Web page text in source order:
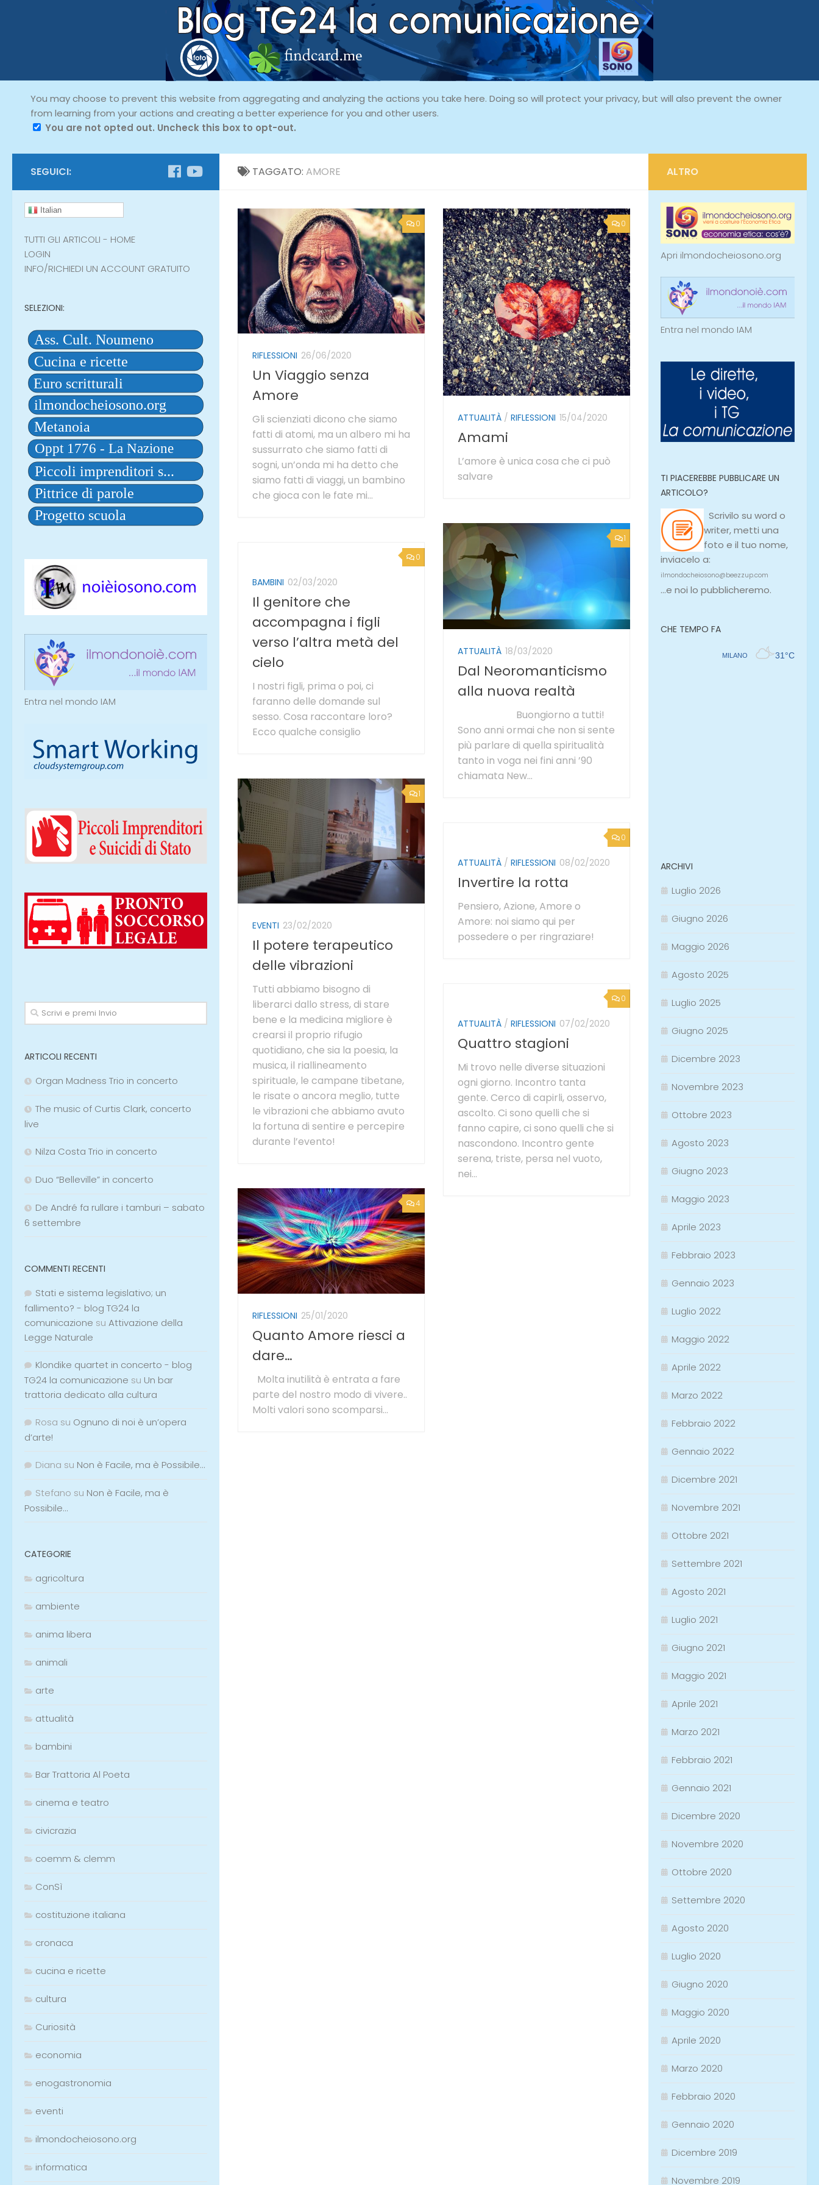
You may choose to prevent this website from aggregating and analyzing the actions you take here. Doing so will protect your privacy, but will also prevent the owner
from learning from your actions and creating a better experience for you and other users.
You are not opted out. Uncheck this box to opt-out.
TAGGATO: AMORE
0
RIFLESSIONI 26/06/2020
Un Viaggio senza
Amore
Gli scienziati dicono che siamo
fatti di atomi, ma un albero mi ha
sussurrato che siamo fatti di
sogni, un’onda mi ha detto che
siamo fatti di viaggi, un bambino
che gioca con le fate mi...
0
ATTUALITÀ / RIFLESSIONI 15/04/2020
Amami
L’amore è unica cosa che ci può
salvare
1
ATTUALITÀ 18/03/2020
Dal Neoromanticismo
alla nuova realtà
Buongiorno a tutti!
Sono anni ormai che non si sente
più parlare di quella spiritualità
tanto in voga nei fini anni ’90
chiamata New...
0
BAMBINI 02/03/2020
Il genitore che
accompagna i figli
verso l’altra metà del
cielo
I nostri figli, prima o poi, ci
faranno delle domande sul
sesso. Cosa raccontare loro?
Ecco qualche consiglio
1
EVENTI 23/02/2020
Il potere terapeutico
delle vibrazioni
Tutti abbiamo bisogno di
liberarci dallo stress, di stare
bene e la medicina migliore è
crearsi il proprio rifugio
quotidiano, che sia la poesia, la
musica, il riallineamento
spirituale, le campane tibetane,
le risate o ancora meglio, tutte
le vibrazioni che abbiamo avuto
la fortuna di sentire e percepire
durante l’evento!
0
ATTUALITÀ / RIFLESSIONI 08/02/2020
Invertire la rotta
Pensiero, Azione, Amore o
Amore: noi siamo qui per
possedere o per ringraziare!
0
ATTUALITÀ / RIFLESSIONI 07/02/2020
Quattro stagioni
Mi trovo nelle diverse situazioni
ogni giorno. Incontro tanta
gente. Cerco di capirli, osservo,
ascolto. Ci sono quelli che si
fanno capire, ci sono quelli che si
nascondono. Incontro gente
serena, triste, persa nel vuoto,
nei...
4
RIFLESSIONI 25/01/2020
Quanto Amore riesci a
dare…
Molta inutilità è entrata a fare
parte del nostro modo di vivere..
Molti valori sono scomparsi…
SEGUICI:
Italian
TUTTI GLI ARTICOLI - HOME
LOGIN
INFO/RICHIEDI UN ACCOUNT GRATUITO
SELEZIONI:
Entra nel mondo IAM
ARTICOLI RECENTI
Organ Madness Trio in concerto
The music of Curtis Clark, concerto
live
Nilza Costa Trio in concerto
Duo “Belleville” in concerto
De André fa rullare i tamburi – sabato
6 settembre
COMMENTI RECENTI
Stati e sistema legislativo; un
fallimento? - blog TG24 la
comunicazione su Attivazione della
Legge Naturale
Klondike quartet in concerto - blog
TG24 la comunicazione su Un bar
trattoria dedicato alla cultura
Rosa su Ognuno di noi è un’opera
d’arte!
Diana su Non è Facile, ma è Possibile…
Stefano su Non è Facile, ma è
Possibile…
CATEGORIE
agricoltura
ambiente
anima libera
animali
arte
attualità
bambini
Bar Trattoria Al Poeta
cinema e teatro
civicrazia
coemm & clemm
ConSì
costituzione italiana
cronaca
cucina e ricette
cultura
Curiosità
economia
enogastronomia
eventi
ilmondocheiosono.org
informatica
ALTRO
Apri ilmondocheiosono.org
Entra nel mondo IAM
TI PIACEREBBE PUBBLICARE UN
ARTICOLO?
Scrivilo su word o
writer, metti una
foto e il tuo nome,
inviacelo a:
ilmondocheiosono@beezzup.com
...e noi lo pubblicheremo.
CHE TEMPO FA
ARCHIVI
Luglio 2026
Giugno 2026
Maggio 2026
Agosto 2025
Luglio 2025
Giugno 2025
Dicembre 2023
Novembre 2023
Ottobre 2023
Agosto 2023
Giugno 2023
Maggio 2023
Aprile 2023
Febbraio 2023
Gennaio 2023
Luglio 2022
Maggio 2022
Aprile 2022
Marzo 2022
Febbraio 2022
Gennaio 2022
Dicembre 2021
Novembre 2021
Ottobre 2021
Settembre 2021
Agosto 2021
Luglio 2021
Giugno 2021
Maggio 2021
Aprile 2021
Marzo 2021
Febbraio 2021
Gennaio 2021
Dicembre 2020
Novembre 2020
Ottobre 2020
Settembre 2020
Agosto 2020
Luglio 2020
Giugno 2020
Maggio 2020
Aprile 2020
Marzo 2020
Febbraio 2020
Gennaio 2020
Dicembre 2019
Novembre 2019